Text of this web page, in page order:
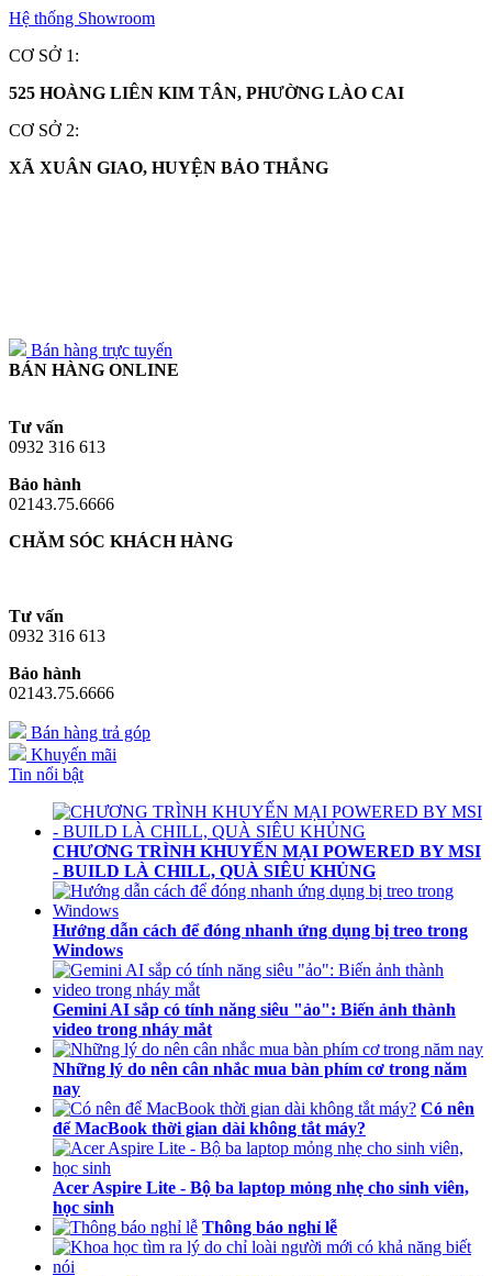
Hệ thống Showroom
CƠ SỞ 1:
525 HOÀNG LIÊN KIM TÂN, PHƯỜNG LÀO CAI
CƠ SỞ 2:
XÃ XUÂN GIAO, HUYỆN BẢO THẮNG
Bán hàng trực tuyến
BÁN HÀNG ONLINE
Tư vấn
0932 316 613
Bảo hành
02143.75.6666
CHĂM SÓC KHÁCH HÀNG
Tư vấn
0932 316 613
Bảo hành
02143.75.6666
Bán hàng trả góp
Khuyến mãi
Tin nổi bật
CHƯƠNG TRÌNH KHUYẾN MẠI POWERED BY MSI
- BUILD LÀ CHILL, QUÀ SIÊU KHỦNG
Hướng dẫn cách để đóng nhanh ứng dụng bị treo trong
Windows
Gemini AI sắp có tính năng siêu "ảo": Biến ảnh thành
video trong nháy mắt
Những lý do nên cân nhắc mua bàn phím cơ trong năm
nay
Có nên
để MacBook thời gian dài không tắt máy?
Acer Aspire Lite - Bộ ba laptop mỏng nhẹ cho sinh viên,
học sinh
Thông báo nghỉ lễ